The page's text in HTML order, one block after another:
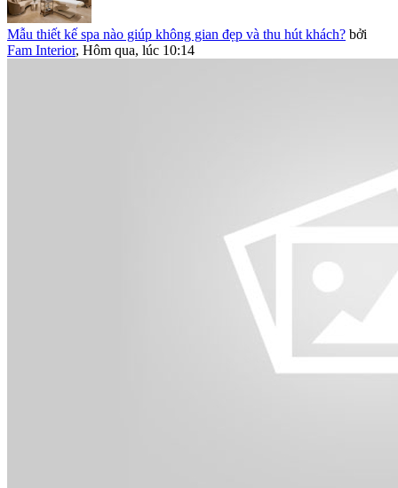
Mẫu thiết kế spa nào giúp không gian đẹp và thu hút khách? bởi
Fam Interior, Hôm qua, lúc 10:14